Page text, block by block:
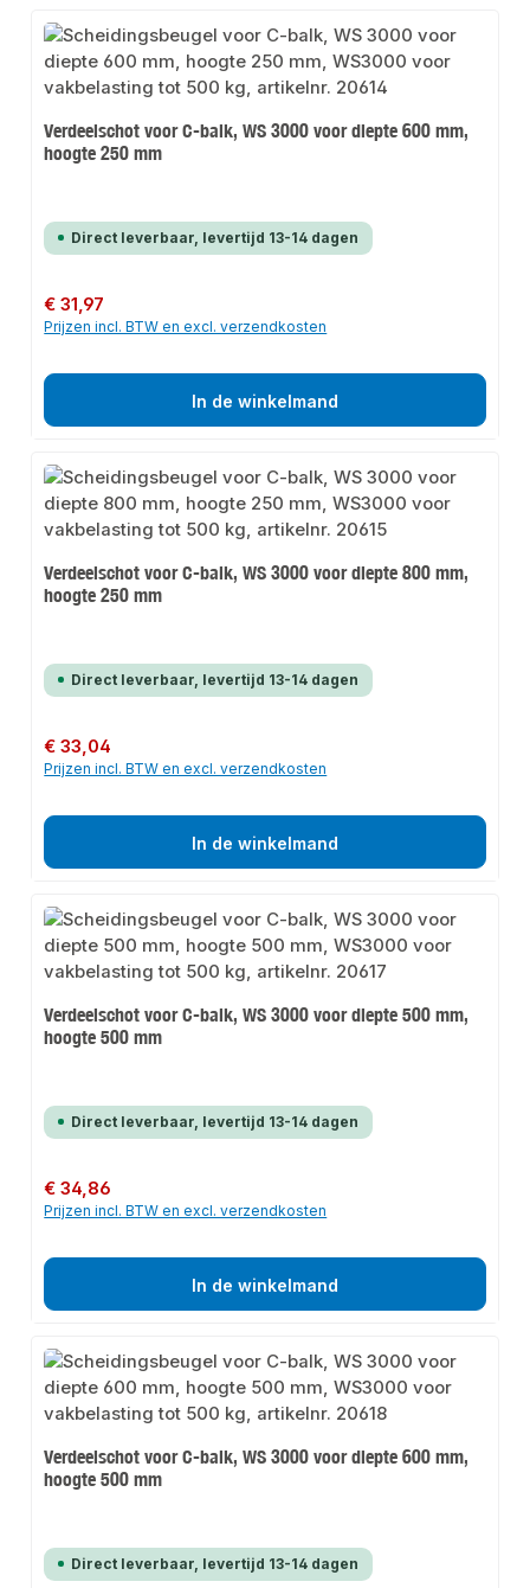
Verdeelschot voor C-balk, WS 3000 voor diepte 600 mm,
hoogte 250 mm
Direct leverbaar, levertijd 13-14 dagen
Normale prijs:
€ 31,97
Prijzen incl. BTW en excl. verzendkosten
In de winkelmand
Verdeelschot voor C-balk, WS 3000 voor diepte 800 mm,
hoogte 250 mm
Direct leverbaar, levertijd 13-14 dagen
Normale prijs:
€ 33,04
Prijzen incl. BTW en excl. verzendkosten
In de winkelmand
Verdeelschot voor C-balk, WS 3000 voor diepte 500 mm,
hoogte 500 mm
Direct leverbaar, levertijd 13-14 dagen
Normale prijs:
€ 34,86
Prijzen incl. BTW en excl. verzendkosten
In de winkelmand
Verdeelschot voor C-balk, WS 3000 voor diepte 600 mm,
hoogte 500 mm
Direct leverbaar, levertijd 13-14 dagen